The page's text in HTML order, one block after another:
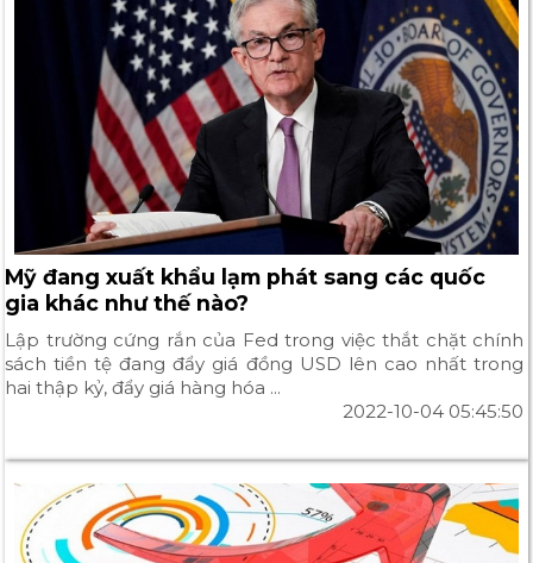
Mỹ đang xuất khẩu lạm phát sang các quốc
gia khác như thế nào?
Lập trường cứng rắn của Fed trong việc thắt chặt chính
sách tiền tệ đang đẩy giá đồng USD lên cao nhất trong
hai thập kỷ, đẩy giá hàng hóa ...
2022-10-04 05:45:50